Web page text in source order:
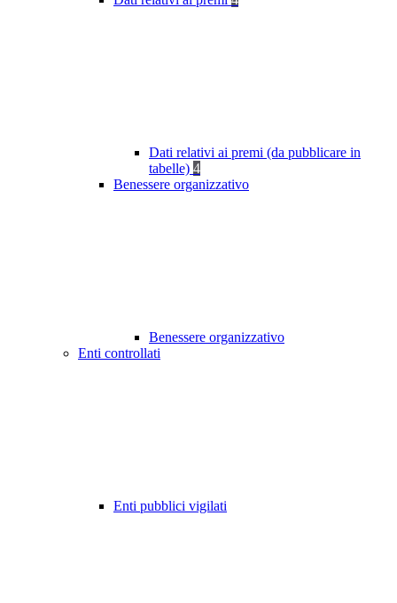
Dati relativi ai premi (da pubblicare in
tabelle) 4
Benessere organizzativo
Benessere organizzativo
Enti controllati
Enti pubblici vigilati